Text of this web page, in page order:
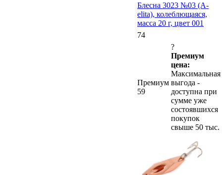
Блесна 3023 №03 (А-
elita), колеблющаяся,
масса 20 г, цвет 001
74
Премиум
59
?
Премиум
цена:
Максимальная
выгода -
доступна при
сумме уже
состоявшихся
покупок
свыше 50 тыс.